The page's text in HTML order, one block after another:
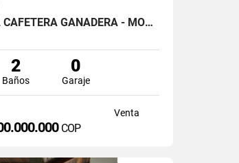
VENTA FINCA CAFETERA GANADERA - MONTEBELLO . .!!!! BAJO DE PRECIO!!!!
2
Baños
0
Garaje
Venta
COP